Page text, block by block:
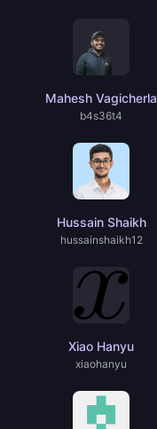
Mahesh Vagicherla
b4s36t4
Hussain Shaikh
hussainshaikh12
Xiao Hanyu
xiaohanyu